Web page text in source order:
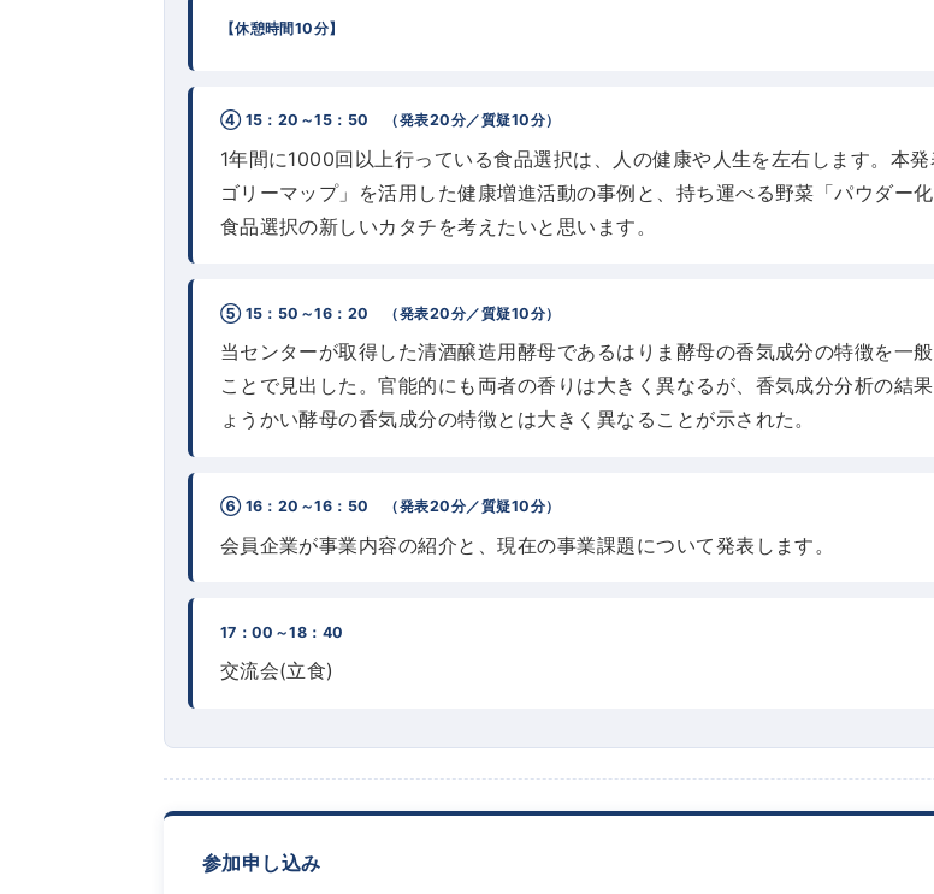
【休憩時間10分】
④ 15：20～15：50 （発表20分／質疑10分）
1年間に1000回以上行っている食品選択は、人の健康や人生を左右します。本
ゴリーマップ」を活用した健康増進活動の事例と、持ち運べる野菜「パウダー
食品選択の新しいカタチを考えたいと思います。
⑤ 15：50～16：20 （発表20分／質疑10分）
当センターが取得した清酒醸造用酵母であるはりま酵母の香気成分の特徴を一
ことで見出した。官能的にも両者の香りは大きく異なるが、香気成分分析の結
ょうかい酵母の香気成分の特徴とは大きく異なることが示された。
⑥ 16：20～16：50 （発表20分／質疑10分）
会員企業が事業内容の紹介と、現在の事業課題について発表します。
17：00～18：40
交流会(立食)
参加申し込み